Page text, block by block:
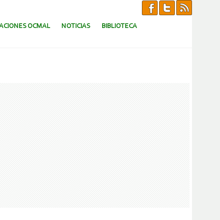
OCMAL NOTICIAS BIBLIOTECA